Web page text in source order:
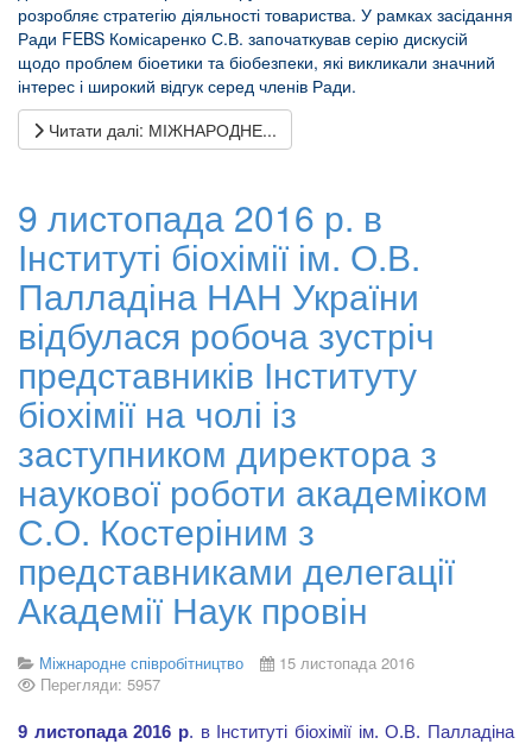
розробляє стратегію діяльності товариства. У рамках засідання
Ради FEBS Комісаренко С.В. започаткував серію дискусій
щодо проблем біоетики та біобезпеки, які викликали значний
інтерес і широкий відгук серед членів Ради.
Читати далі: МІЖНАРОДНЕ...
9 листопада 2016 р. в
Інституті біохімії ім. О.В.
Палладіна НАН України
відбулася робоча зустріч
представників Інституту
біохімії на чолі із
заступником директора з
наукової роботи академіком
С.О. Костеріним з
представниками делегації
Академії Наук провін
Міжнародне співробітництво
15 листопада 2016
Перегляди: 5957
9 листопада 2016 р. в Інституті біохімії ім. О.В. Палладіна